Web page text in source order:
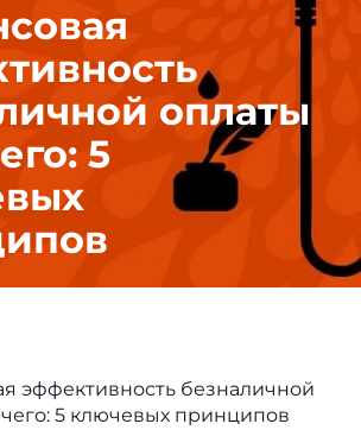
оплаты
5